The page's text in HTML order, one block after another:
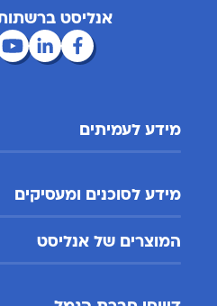
אנליסט
מידע לעמיתים
מידע לסוכנים ומעסיקים
המוצרים של אנליסט